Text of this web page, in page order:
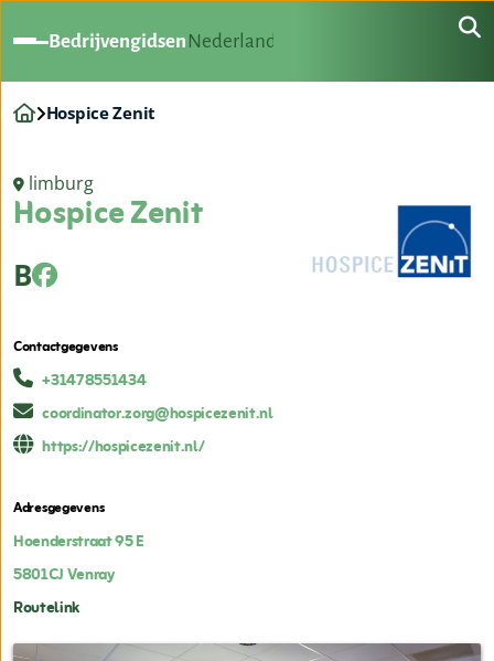
Bedrijvengidsen Nederland
Hospice Zenit
limburg
Hospice Zenit
B
Contactgegevens
+31478551434
coordinator.zorg@hospicezenit.nl
https://hospicezenit.nl/
Adresgegevens
Hoenderstraat 95 E
5801CJVenray
Routelink